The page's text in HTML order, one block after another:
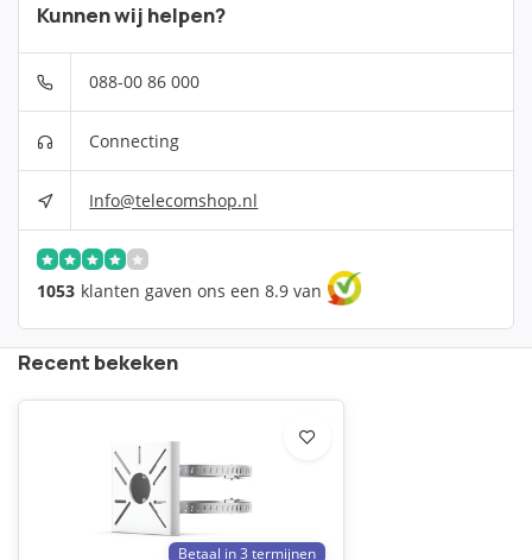
Kunnen wij helpen?
088-00 86 000
Connecting
Info@telecomshop.nl
1053 klanten gaven ons een 8.9 van
Recent bekeken
Betaal in 3 termijnen